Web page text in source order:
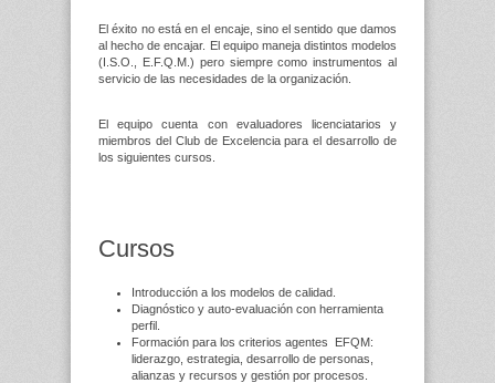
El éxito no está en el encaje, sino el sentido que damos
al hecho de encajar. El equipo maneja distintos modelos
(I.S.O., E.F.Q.M.) pero siempre como instrumentos al
servicio de las necesidades de la organización.
El equipo cuenta con evaluadores licenciatarios y
miembros del Club de Excelencia para el desarrollo de
los siguientes cursos.
Cursos
Introducción a los modelos de calidad.
Diagnóstico y auto-evaluación con herramienta
perfil.
Formación para los criterios agentes EFQM:
liderazgo, estrategia, desarrollo de personas,
alianzas y recursos y gestión por procesos.